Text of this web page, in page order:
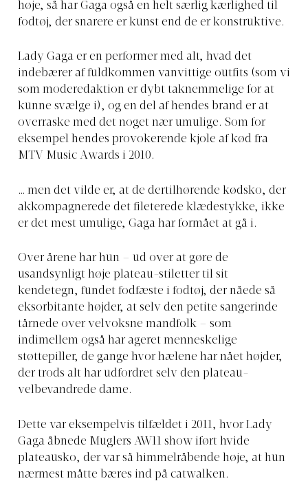
høje, så har Gaga også en helt særlig kærlighed til
fodtøj, der snarere er kunst end de er konstruktive.
Lady Gaga er en performer med alt, hvad det
indebærer af fuldkommen vanvittige outfits (som vi
som moderedaktion er dybt taknemmelige for at
kunne svælge i), og en del af hendes brand er at
overraske med det noget nær umulige. Som for
eksempel hendes provokerende kjole af kød fra
MTV Music Awards i 2010.
… men det vilde er, at de dertilhørende kødsko, der
akkompagnerede det fileterede klædestykke, ikke
er det mest umulige, Gaga har formået at gå i.
Over årene har hun – ud over at gøre de
usandsynligt høje plateau-stiletter til sit
kendetegn, fundet fodfæste i fodtøj, der nåede så
eksorbitante højder, at selv den petite sangerinde
tårnede over velvoksne mandfolk – som
indimellem også har ageret menneskelige
støttepiller, de gange hvor hælene har nået højder,
der trods alt har udfordret selv den plateau-
velbevandrede dame.
Dette var eksempelvis tilfældet i 2011, hvor Lady
Gaga åbnede Muglers AW11 show iført hvide
plateausko, der var så himmelråbende høje, at hun
nærmest måtte bæres ind på catwalken.